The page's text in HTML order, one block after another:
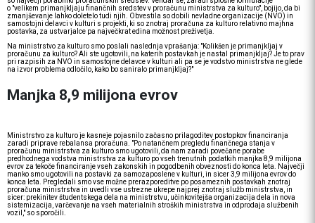
o "velikem primanjkljaju finančnih sredstev v proračunu ministrstva za kulturo", bojijo, da bi
zmanjševanje lahko doletelo tudi njih. Obvestila so dobili nevladne organizacije (NVO) in
samostojni delavci v kulturi s projekti, ki so znotraj proračuna za kulturo relativno majhna
postavka, za ustvarjalce pa največkrat edina možnost preživetja.
Na ministrstvo za kulturo smo poslali naslednja vprašanja: "Kolikšen je primanjkljaj v
proračunu za kulturo? Ali ste ugotovili, na katerih postavkah je nastal primanjkljaj? Je to prav
pri razpisih za NVO in samostojne delavce v kulturi ali pa se je vodstvo ministrstva ne glede
na izvor problema odločilo, kako bo saniralo primanjkljaj?"
Manjka 8,9 milijona evrov
Ministrstvo za kulturo je kasneje pojasnilo začasno prilagoditev postopkov financiranja
zaradi priprave rebalansa proračuna. "Po natančnem pregledu finančnega stanja v
proračunu ministrstva za kulturo smo ugotovili, da nam zaradi povečane porabe
predhodnega vodstva ministrstva za kulturo po vseh trenutnih podatkih manjka 8,9 milijona
evrov za tekoče financiranje vseh zakonskih in pogodbenih obveznosti do konca leta. Največji
manko smo ugotovili na postavki za samozaposlene v kulturi, in sicer 3,9 milijona evrov do
konca leta. Pregledali smo vse možne prerazporeditve po posameznih postavkah znotraj
proračuna ministrstva in uvedli vse ustrezne ukrepe najprej znotraj služb ministrstva, in
sicer: prekinitev študentskega dela na ministrstvu, učinkovitejša organizacija dela in nova
sistemizacija, varčevanje na vseh materialnih stroških ministrstva in odprodaja službenih
vozil," so sporočili.